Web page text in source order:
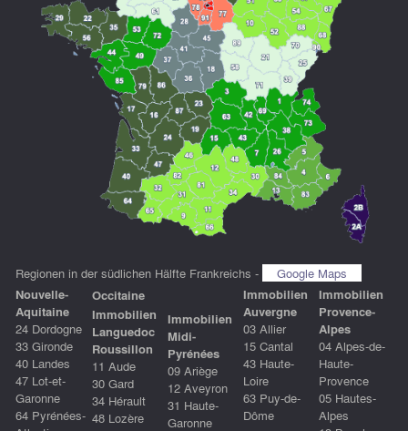
Regionen in der südlichen Hälfte Frankreichs -
Google Maps
Nouvelle-
Aquitaine
24 Dordogne
33 Gironde
40 Landes
47 Lot-et-
Garonne
64 Pyrénées-
Occitaine
Immobilien
Languedoc
Roussillon
11 Aude
30 Gard
34 Hérault
48 Lozère
Immobilien
Midi-
Pyrénées
09 Ariège
12 Aveyron
31 Haute-
Garonne
Immobilien
Auvergne
03 Allier
15 Cantal
43 Haute-
Loire
63 Puy-de-
Dôme
Immobilien
Provence-
Alpes
04 Alpes-de-
Haute-
Provence
05 Hautes-
Alpes